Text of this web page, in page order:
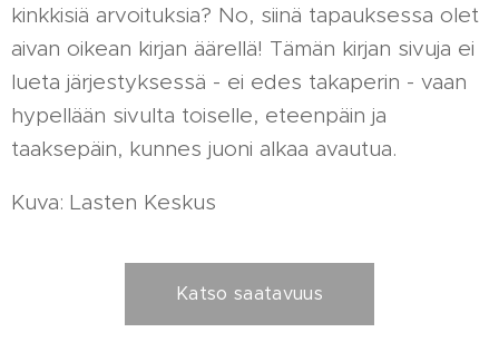
kinkkisiä arvoituksia? No, siinä tapauksessa olet
aivan oikean kirjan äärellä! Tämän kirjan sivuja ei
lueta järjestyksessä - ei edes takaperin - vaan
hypellään sivulta toiselle, eteenpäin ja
taaksepäin, kunnes juoni alkaa avautua.
Kuva: Lasten Keskus
Katso saatavuus